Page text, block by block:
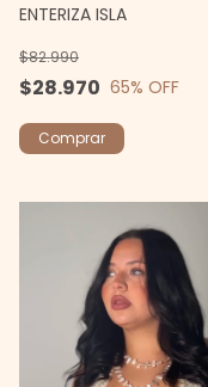
ENTERIZA ISLA
$28.970
$82.990
65% OFF
Comprar